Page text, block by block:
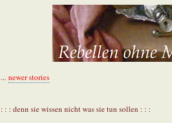
... newer stories
: : : denn sie wissen nicht was sie tun sollen : : :